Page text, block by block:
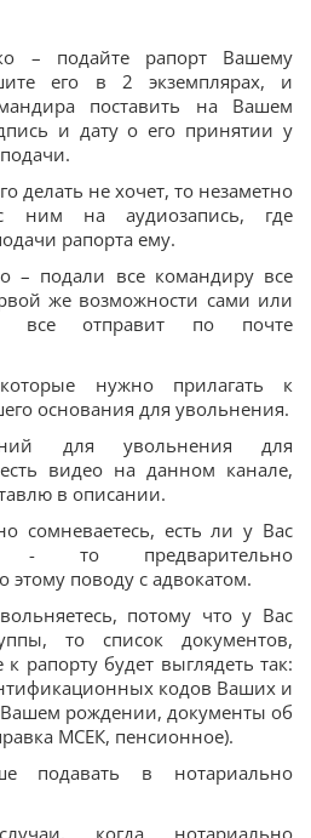
– подайте рапорт Вашему
его в 2 экземплярах, и
поставить на Вашем
и дату о его принятии у
делать не хочет, то незаметно
ним на аудиозапись, где
рапорта ему.
– подали все командиру все
же возможности сами или
все отправит по почте
нужно прилагать к
основания для увольнения.
для увольнения для
видео на данном канале,
в описании.
сомневаетесь, есть ли у Вас
- то предварительно
этому поводу с адвокатом.
потому что у Вас
то список документов,
рапорту будет выглядеть так:
кодов Ваших и
рождении, документы об
МСЕК, пенсионное).
подавать в нотариально
когда нотариально